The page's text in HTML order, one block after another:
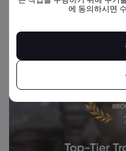
에 동의하시면